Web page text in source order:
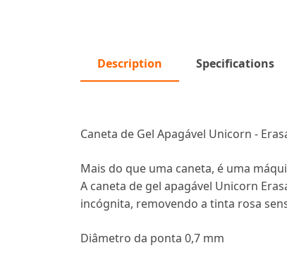
Description Specifications
Caneta de Gel Apagável Unicorn -
Mais do que uma caneta, é uma
A caneta de gel apagável Unicorn
incógnita, removendo a tinta rosa
Diâmetro da ponta 0,7 mm